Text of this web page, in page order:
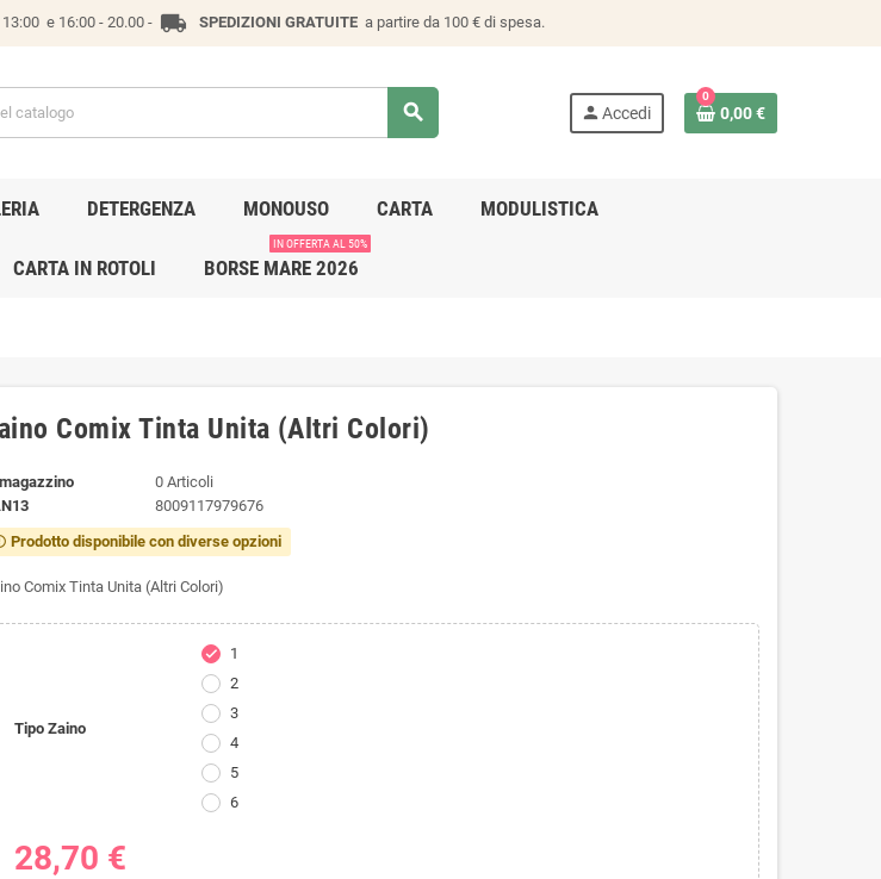
e 16:00 - 20.00 - local_shipping SPEDIZIONI GRATUITE a partire da 100 € di spesa.
search person Accedi
0
0,00 €
DETERGENZA MONOUSO CARTA MODULISTICA
CARTA IN ROTOLI BORSE MARE 2026
IN OFFERTA AL 50%
Comix Tinta Unita (Altri Colori)
0 Articoli
8009117979676
Prodotto disponibile con diverse opzioni
Comix Tinta Unita (Altri Colori)
Tipo Zaino
check
1
2
3
4
5
6
28,70 €